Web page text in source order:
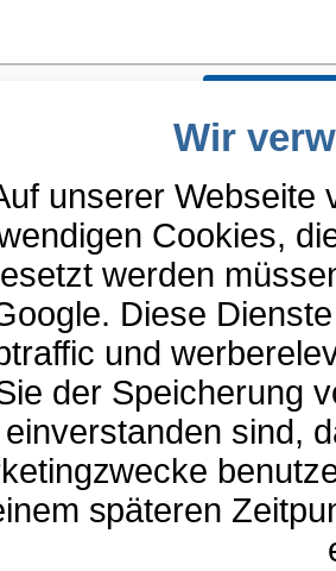
*Schulte-Hauptkatalog,
Wir
unserer Webseite
Cookies,
werden
Diese
und
der Speicherung
einverstanden sind,
späteren